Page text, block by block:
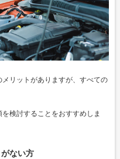
リットがありますが、すべての
検討することをおすすめしま
ない方